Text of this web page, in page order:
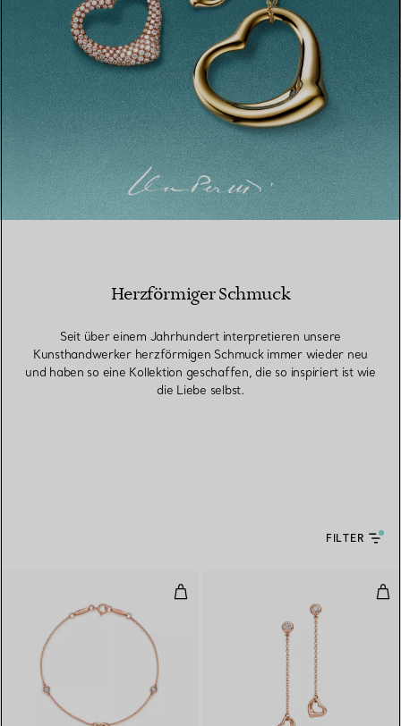
Herzförmiger Schmuck
Seit über einem Jahrhundert interpretieren unsere
Kunsthandwerker herzförmigen Schmuck immer wieder neu
und haben so eine Kollektion geschaffen, die so inspiriert ist wie
die Liebe selbst.
FILTER
Diamonds by the Yard® Open